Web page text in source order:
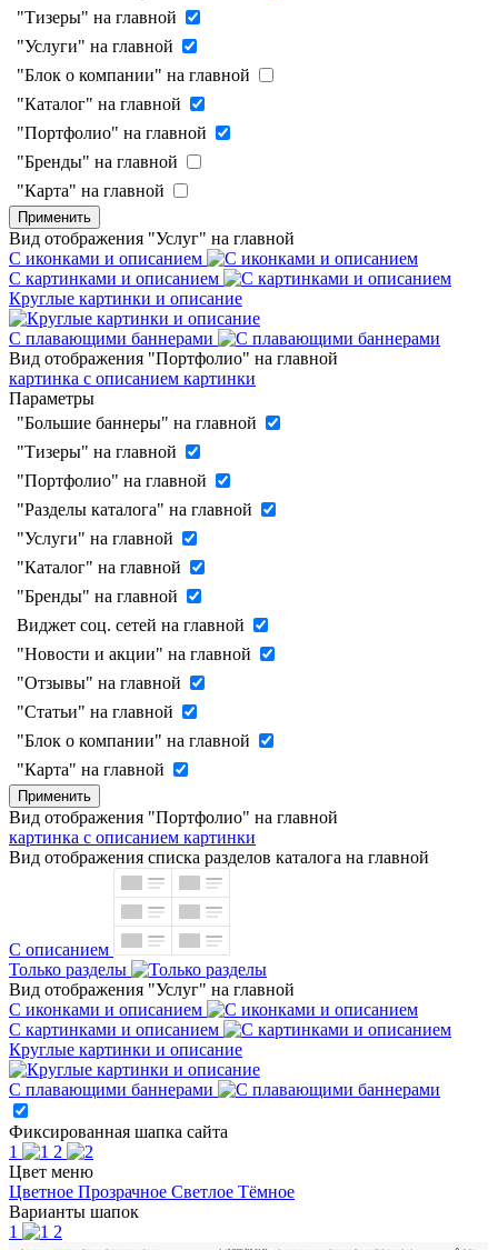
"Тизеры" на главной
"Услуги" на главной
"Блок о компании" на главной
"Каталог" на главной
"Портфолио" на главной
"Бренды" на главной
"Карта" на главной
Применить
Вид отображения "Услуг" на главной
С иконками и описанием
С картинками и описанием
Круглые картинки и описание
С плавающими баннерами
Вид отображения "Портфолио" на главной
картинка с описанием картинки
Параметры
"Большие баннеры" на главной
"Тизеры" на главной
"Портфолио" на главной
"Разделы каталога" на главной
"Услуги" на главной
"Каталог" на главной
"Бренды" на главной
Виджет соц. сетей на главной
"Новости и акции" на главной
"Отзывы" на главной
"Статьи" на главной
"Блок о компании" на главной
"Карта" на главной
Применить
Вид отображения "Портфолио" на главной
картинка с описанием картинки
Вид отображения списка разделов каталога на главной
С описанием
Только разделы
Вид отображения "Услуг" на главной
С иконками и описанием
С картинками и описанием
Круглые картинки и описание
С плавающими баннерами
Фиксированная шапка сайта
1
2
Цвет меню
Цветное Прозрачное Светлое Тёмное
Варианты шапок
1
2